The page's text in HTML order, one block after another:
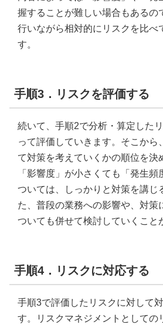
握することが難しい場合もあるの
行いながら相対的にリスクを比べ
す。
手順3．リスクを評価する
続いて、手順2で分析・算定した
って評価していきます。そこから
て対策を考えていくかの順位を決
「影響度」が小さくても「発生
ついては、しっかりと対策を講じ
た、普段の業務への影響や、対策
ついても併せて検討していくこと
手順4．リスクに対応する
手順3で評価したリスクに対して
す。リスクマネジメントとしての